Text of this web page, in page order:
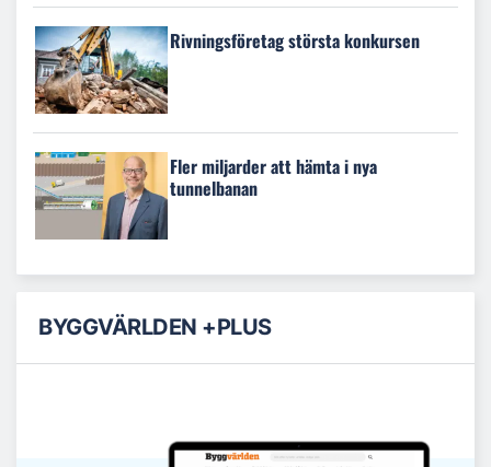
Rivningsföretag största konkursen
Fler miljarder att hämta i nya
tunnelbanan
BYGGVÄRLDEN +PLUS